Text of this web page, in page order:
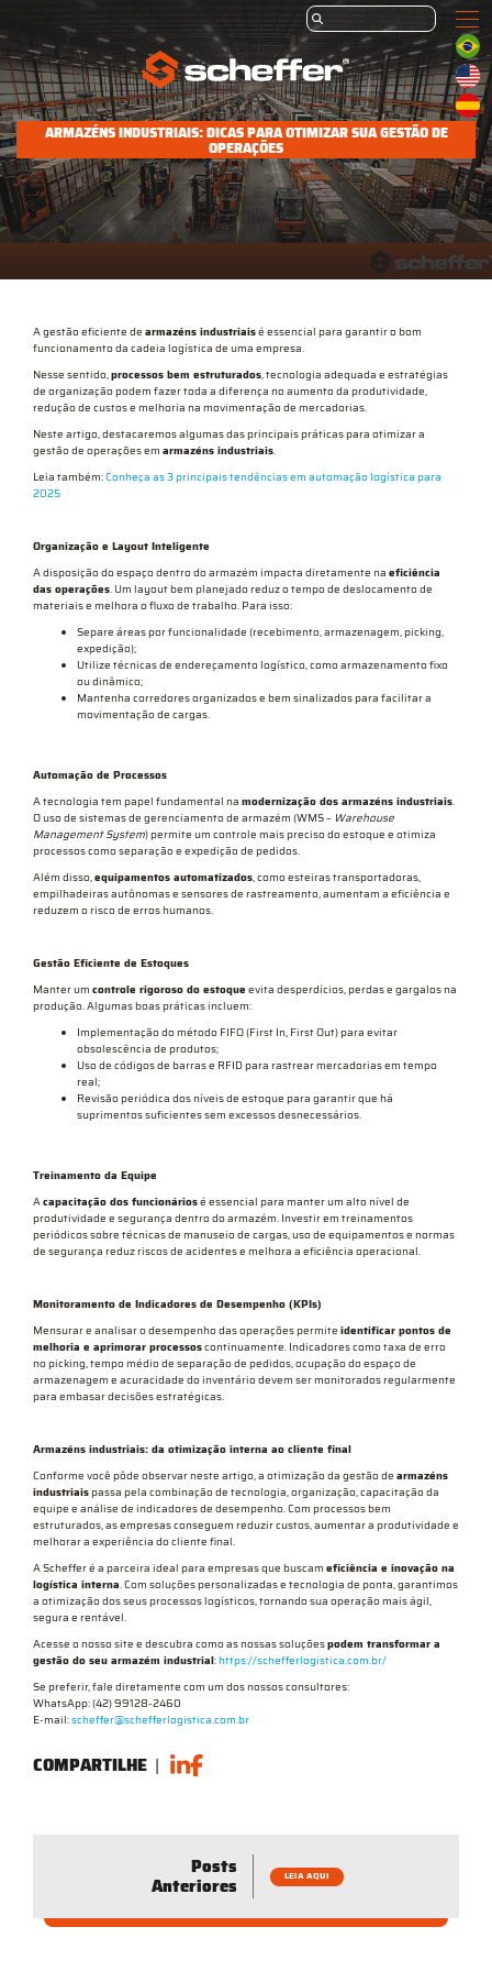
ARMAZÉNS INDUSTRIAIS: DICAS PARA OTIMIZAR SUA GESTÃO DE
OPERAÇÕES
A gestão eficiente de armazéns industriaisé essencial para garantir o bom
funcionamento da cadeia logística de uma empresa.
Nesse sentido,processos bem estruturados, tecnologia adequada e estratégias
de organização podem fazer toda a diferença no aumento da produtividade,
redução de custos e melhoria na movimentação de mercadorias.
Neste artigo, destacaremos algumas das principais práticas para otimizar a
gestão de operações em armazéns industriais.
Leia também:Conheça as 3 principais tendências em automação logística para
2025
Organização e Layout Inteligente
A disposição do espaço dentro do armazém impacta diretamente na eficiência
das operações. Um layout bem planejado reduz o tempo de deslocamento de
materiais e melhora o fluxo de trabalho. Para isso:
Separe áreas por funcionalidade (recebimento, armazenagem, picking,
expedição);
Utilize técnicas de endereçamento logístico, como armazenamento fixo
ou dinâmico;
Mantenha corredores organizados e bem sinalizados para facilitar a
movimentação de cargas.
Automação de Processos
A tecnologia tem papel fundamental na modernização dos armazéns industriais.
O uso de sistemas de gerenciamento de armazém (WMS – Warehouse
Management System) permite um controle mais preciso do estoque e otimiza
processos como separação e expedição de pedidos.
Além disso,equipamentos automatizados, como esteiras transportadoras,
empilhadeiras autônomas e sensores de rastreamento, aumentam a eficiência e
reduzem o risco de erros humanos.
Gestão Eficiente de Estoques
Manter um controle rigoroso do estoque evita desperdícios, perdas e gargalos na
produção. Algumas boas práticas incluem:
Implementação do método FIFO (First In, First Out) para evitar
obsolescência de produtos;
Uso de códigos de barras e RFID para rastrear mercadorias em tempo
real;
Revisão periódica dos níveis de estoque para garantir que há
suprimentos suficientes sem excessos desnecessários.
Treinamento da Equipe
Acapacitação dos funcionáriosé essencial para manter um alto nível de
produtividade e segurança dentro do armazém. Investir em treinamentos
periódicos sobre técnicas de manuseio de cargas, uso de equipamentos e normas
de segurança reduz riscos de acidentes e melhora a eficiência operacional.
Monitoramento de Indicadores de Desempenho (KPIs)
Mensurar e analisar o desempenho das operações permite identificar pontos de
melhoria e aprimorar processoscontinuamente. Indicadores como taxa de erro
no picking, tempo médio de separação de pedidos, ocupação do espaço de
armazenagem e acuracidade do inventário devem ser monitorados regularmente
para embasar decisões estratégicas.
Armazéns industriais: da otimização interna ao cliente final
Conforme você pôde observar neste artigo, a otimização da gestão de armazéns
industriaispassa pela combinação de tecnologia, organização, capacitação da
equipe e análise de indicadores de desempenho. Com processos bem
estruturados, as empresas conseguem reduzir custos, aumentar a produtividade e
melhorar a experiência do cliente final.
A Scheffer é a parceira ideal para empresas que buscam eficiência e inovação na
logística interna. Com soluções personalizadas e tecnologia de ponta, garantimos
a otimização dos seus processos logísticos, tornando sua operação mais ágil,
segura e rentável.
Acesse o nosso site e descubra como as nossas soluçõespodem transformar a
gestão do seu armazém industrial:https://schefferlogistica.com.br/
Se preferir, fale diretamente com um dos nossos consultores:
WhatsApp: (42) 99128-2460
E-mail:scheffer@schefferlogistica.com.br
COMPARTILHE |
Posts
Anteriores LEIA AQUI